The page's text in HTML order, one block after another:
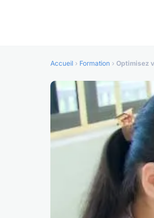
Accueil › Formation › Optimisez